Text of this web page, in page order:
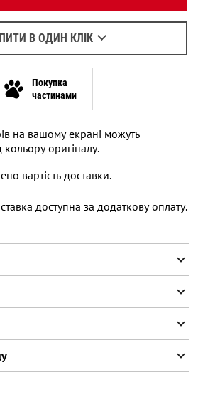
Повідомити про наявність
Повідомити про наявність
В ОДИН КЛІК
Покупка
частинами
на вашому екрані можуть
кольору оригіналу.
вартість доставки.
доступна за додаткову оплату.